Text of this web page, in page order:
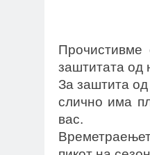
Прочистивме
заштитата од
За заштита
слично има
вас.